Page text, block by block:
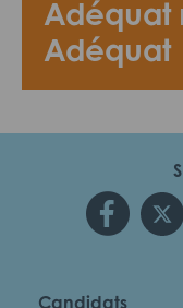
Adéquat
Adéquat
Candidats